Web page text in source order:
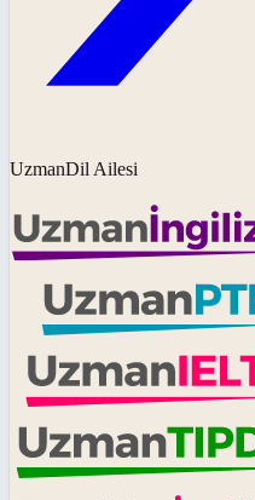
UzmanDil Ailesi